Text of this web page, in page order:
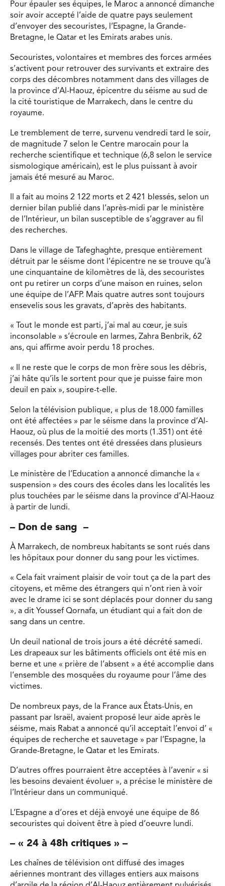
Pour épauler ses équipes, le Maroc a annoncé dimanche
soir avoir accepté l’aide de quatre pays seulement
d’envoyer des secouristes, l’Espagne, la Grande-
Bretagne, le Qatar et les Emirats arabes unis.
Secouristes, volontaires et membres des forces armées
s’activent pour retrouver des survivants et extraire des
corps des décombres notamment dans des villages de
la province d’Al-Haouz, épicentre du séisme au sud de
la cité touristique de Marrakech, dans le centre du
royaume.
Le tremblement de terre, survenu vendredi tard le soir,
de magnitude 7 selon le Centre marocain pour la
recherche scientifique et technique (6,8 selon le service
sismologique américain), est le plus puissant à avoir
jamais été mesuré au Maroc.
Il a fait au moins 2 122 morts et 2 421 blessés, selon un
dernier bilan publié dans l’après-midi par le ministère
de l’Intérieur, un bilan susceptible de s’aggraver au fil
des recherches.
Dans le village de Tafeghaghte, presque entièrement
détruit par le séisme dont l’épicentre ne se trouve qu’à
une cinquantaine de kilomètres de là, des secouristes
ont pu retirer un corps d’une maison en ruines, selon
une équipe de l’AFP. Mais quatre autres sont toujours
ensevelis sous les gravats, d’après des habitants.
« Tout le monde est parti, j’ai mal au cœur, je suis
inconsolable » s’écroule en larmes, Zahra Benbrik, 62
ans, qui affirme avoir perdu 18 proches.
« Il ne reste que le corps de mon frère sous les débris,
j’ai hâte qu’ils le sortent pour que je puisse faire mon
deuil en paix », soupire-t-elle.
Selon la télévision publique, « plus de 18.000 familles
ont été affectées » par le séisme dans la province d’Al-
Haouz, où plus de la moitié des morts (1.351) ont été
recensés. Des tentes ont été dressées dans plusieurs
villages pour abriter ces familles.
Le ministère de l’Education a annoncé dimanche la «
suspension » des cours des écoles dans les localités les
plus touchées par le séisme dans la province d’Al-Haouz
à partir de lundi.
– Don de sang –
À Marrakech, de nombreux habitants se sont rués dans
les hôpitaux pour donner du sang pour les victimes.
« Cela fait vraiment plaisir de voir tout ça de la part des
citoyens, et même des étrangers qui n’ont rien à voir
avec le drame ici se sont déplacés pour donner du sang
», a dit Youssef Qornafa, un étudiant qui a fait don de
sang dans un centre.
Un deuil national de trois jours a été décrété samedi.
Les drapeaux sur les bâtiments officiels ont été mis en
berne et une « prière de l’absent » a été accomplie dans
l’ensemble des mosquées du royaume pour l’âme des
victimes.
De nombreux pays, de la France aux États-Unis, en
passant par Israël, avaient proposé leur aide après le
séisme, mais Rabat a annoncé qu’il acceptait l’envoi d’ «
équipes de recherche et sauvetage » par l’Espagne, la
Grande-Bretagne, le Qatar et les Emirats.
D’autres offres pourraient être acceptées à l’avenir « si
les besoins devaient évoluer », a précise le ministère de
l’Intérieur dans un communiqué.
L’Espagne a d’ores et déjà envoyé une équipe de 86
secouristes qui doivent être à pied d’oeuvre lundi.
– « 24 à 48h critiques » –
Les chaînes de télévision ont diffusé des images
aériennes montrant des villages entiers aux maisons